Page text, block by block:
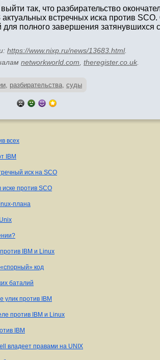
так, что разбирательство
актуальных встречных иска против
полного завершения затянувшихся
https://www.nixp.ru/news/13683.html.
networkworld.com theregister.co.uk
, разбирательства, суды
всех
IBM
иск на SCO
иске против SCO
плана
IBM и Linux
код
баталий
улик против IBM
против IBM и Linux
IBM
владеет правами на UNIX